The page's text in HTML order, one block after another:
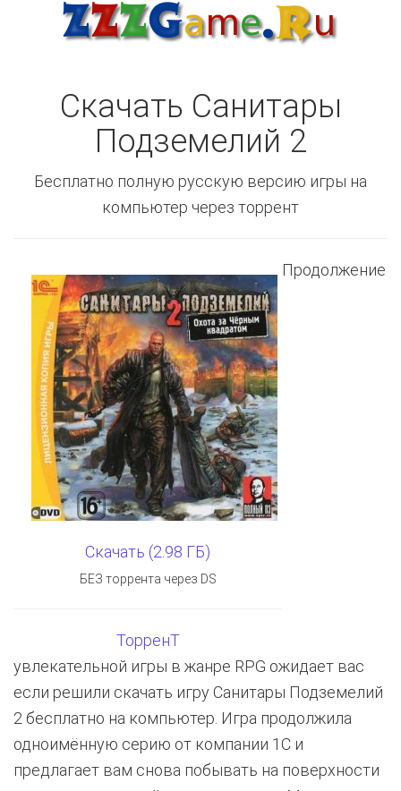
Скачать Санитары
Подземелий 2
Бесплатно полную русскую версию игры на
компьютер через торрент
Скачать (2.98 ГБ)
БЕЗ торрента через DS
ТорренТ
Продолжение
увлекательной игры в жанре RPG ожидает вас
если решили скачать игру Санитары Подземелий
2 бесплатно на компьютер. Игра продолжила
одноимённую серию от компании 1С и
предлагает вам снова побывать на поверхности